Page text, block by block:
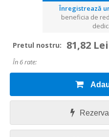
Înregistrează
beneficia de
Pretul nostru: 81,82
În 6 rate: